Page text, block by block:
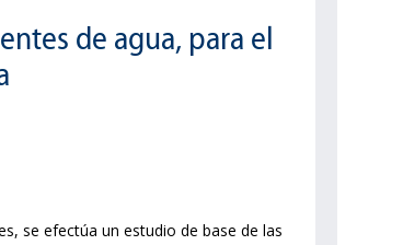
de agua, para el
se efectúa un estudio de base de las